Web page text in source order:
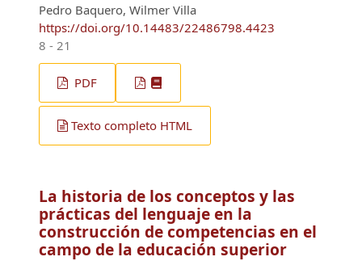
Pedro Baquero, Wilmer Villa
https://doi.org/10.14483/22486798.4423
8 - 21
PDF
Texto completo HTML
La historia de los conceptos y las
prácticas del lenguaje en la
construcción de competencias en el
campo de la educación superior